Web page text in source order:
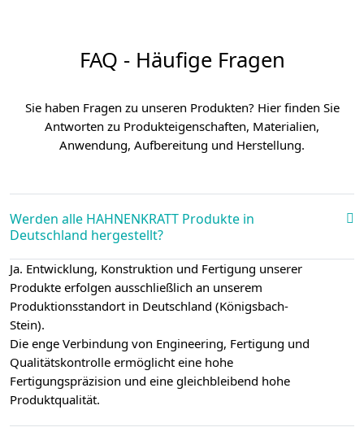
FAQ - Häufige Fragen
Sie haben Fragen zu unseren Produkten? Hier finden Sie
Antworten zu Produkteigenschaften, Materialien,
Anwendung, Aufbereitung und Herstellung.
Werden alle HAHNENKRATT Produkte in
Deutschland hergestellt?
Ja. Entwicklung, Konstruktion und Fertigung unserer
Produkte erfolgen ausschließlich an unserem
Produktionsstandort in Deutschland (Königsbach-
Stein).
Die enge Verbindung von Engineering, Fertigung und
Qualitätskontrolle ermöglicht eine hohe
Fertigungspräzision und eine gleichbleibend hohe
Produktqualität.